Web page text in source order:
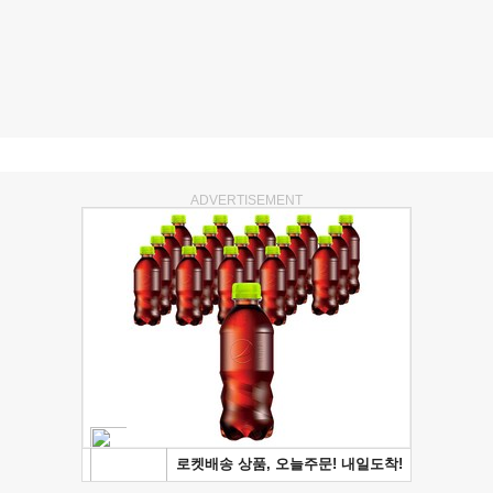
ADVERTISEMENT